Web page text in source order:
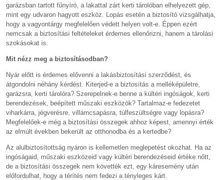
garázsban tartott fűnyíró, a lakattal zárt kerti tárolóban elhelyezett gép,
mint egy udvaron hagyott eszköz. Lopás esetén a biztosító vizsgálhatja,
hogy a vagyontárgy megfelelően védett helyen volt-e. Éppen ezért
nemcsak a biztosítási feltételeket érdemes ellenőrizni, hanem a tárolási
szokásokat is.
Mit nézz meg a biztosításodban?
Nyár előtt is érdemes elővenni a lakásbiztosítási szerződést, és
átgondolni néhány kérdést. Kiterjed-e a biztosítás a melléképületre,
garázsra, kerti tárolóra? Szerepelnek-e benne a kültéri ingóságok, kerti
berendezések, beépített műszaki eszközök? Tartalmaz-e fedezetet
viharkárra, jégverésre, villámcsapásra, túlfeszültségre vagy lopásra?
Megfelelőek-e még a biztosítási összegek ahhoz képest, amennyi érték
az elmúlt években bekerült az otthonodba és a kertedbe?
Az alulbiztosítottság nyáron is kellemetlen meglepetést okozhat. Ha az
ingóságaid, műszaki eszközeid vagy kültéri berendezéseid értéke nőtt,
de a biztosítási összegek nem követték ezt, egy káresemény után
előfordulhat, hogy a térítés nem fedezi a tényleges kárt.